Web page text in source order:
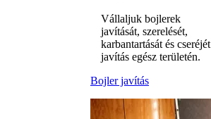
Vállaljuk bojlerek
javítását, szerelését,
karbantartását és cseréjét
javítás egész területén.
Bojler javítás